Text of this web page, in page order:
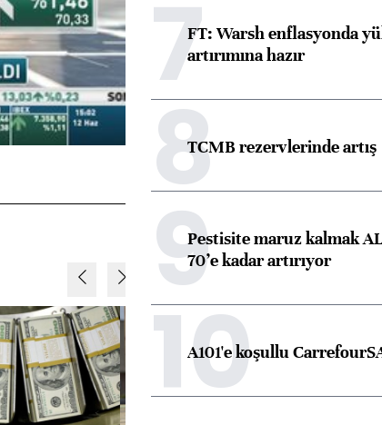
7FT: Warsh enflasyonda
artırımına hazır
8TCMB rezervlerinde artış
9Pestisite maruz kalmak
70’e kadar artırıyor
10
A101'e koşullu